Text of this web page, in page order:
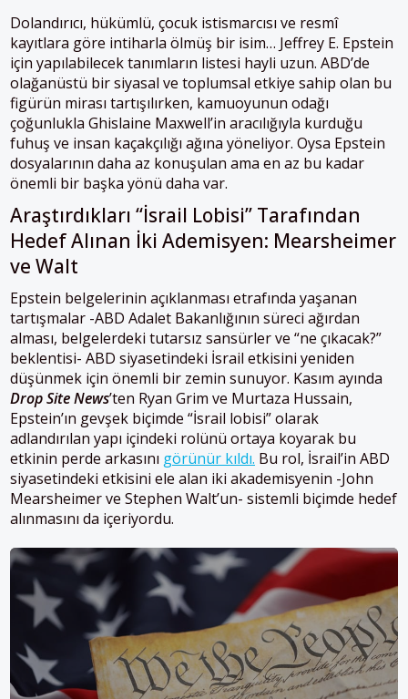
Dolandırıcı, hükümlü, çocuk istismarcısı ve resmî
kayıtlara göre intiharla ölmüş bir isim… Jeffrey E. Epstein
için yapılabilecek tanımların listesi hayli uzun. ABD’de
olağanüstü bir siyasal ve toplumsal etkiye sahip olan bu
figürün mirası tartışılırken, kamuoyunun odağı
çoğunlukla Ghislaine Maxwell’in aracılığıyla kurduğu
fuhuş ve insan kaçakçılığı ağına yöneliyor. Oysa Epstein
dosyalarının daha az konuşulan ama en az bu kadar
önemli bir başka yönü daha var.
Araştırdıkları “İsrail Lobisi” Tarafından
Hedef Alınan İki Ademisyen: Mearsheimer
ve Walt
Epstein belgelerinin açıklanması etrafında yaşanan
tartışmalar -ABD Adalet Bakanlığının süreci ağırdan
alması, belgelerdeki tutarsız sansürler ve “ne çıkacak?”
beklentisi- ABD siyasetindeki İsrail etkisini yeniden
düşünmek için önemli bir zemin sunuyor. Kasım ayında
Drop Site News’ten Ryan Grim ve Murtaza Hussain,
Epstein’ın gevşek biçimde “İsrail lobisi” olarak
adlandırılan yapı içindeki rolünü ortaya koyarak bu
etkinin perde arkasını görünür kıldı. Bu rol, İsrail’in ABD
siyasetindeki etkisini ele alan iki akademisyenin -John
Mearsheimer ve Stephen Walt’un- sistemli biçimde hedef
alınmasını da içeriyordu.